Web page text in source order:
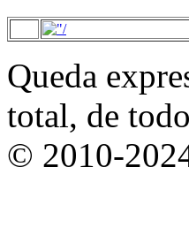
Queda
total, de
© 2010-